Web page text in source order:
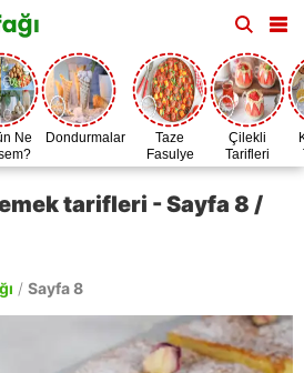
Ne
Dondurmalar
Taze
Fasulye
Zamanı
Çilekli
Tarifleri
tarifleri - Sayfa 8 /
/ Sayfa 8